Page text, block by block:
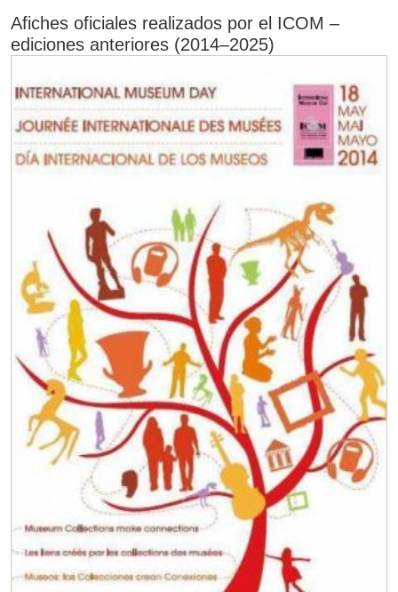
Afiches oficiales realizados por el ICOM –
ediciones anteriores (2014–2025)